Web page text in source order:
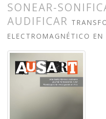
SONEAR-
AUDIFICAR
ELECTROMAGNÉTICO EN